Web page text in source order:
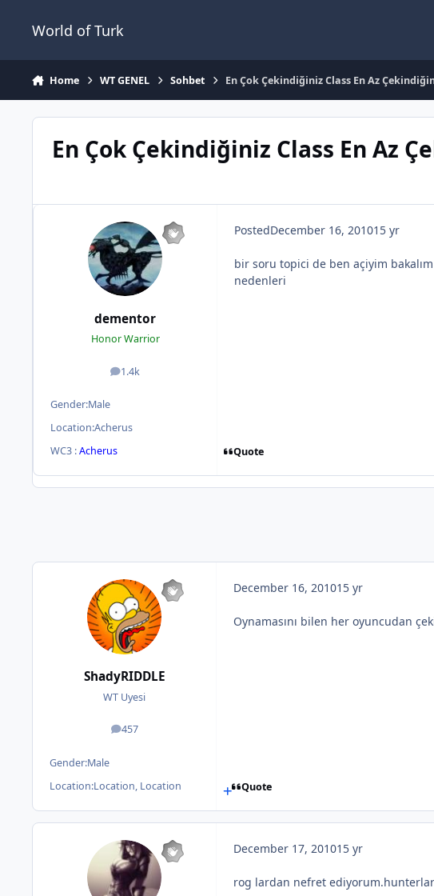
World of Turk
Home WT GENEL Sohbet En Çok Çekindiğiniz Class En Az
En Çok Çekindiğiniz Class En Az
dementor
Honor Warrior
1.4k
posts
Gender:Male
Location:Acherus
WC3 :Acherus
PostedDecember 16, 201015 yr
bir soru topici de ben açiyim
nedenleri
Quote
ShadyRIDDLE
WT Uyesi
457
posts
Gender:Male
Location:Location, Location
December 16, 201015 yr
Oynamasını bilen her oyuncudan
Quote
December 17, 201015 yr
rog lardan nefret ediyorum.hunterlar